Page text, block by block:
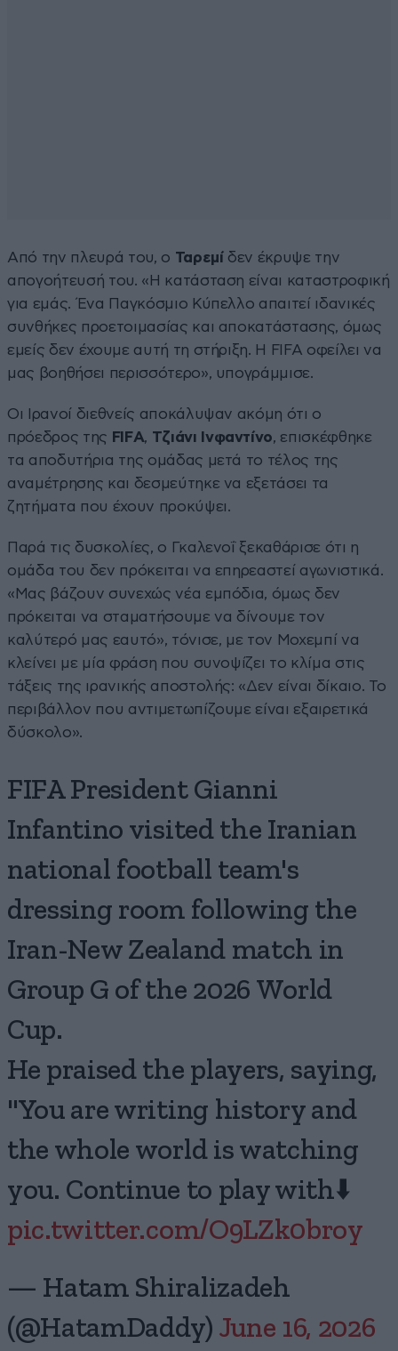
Από την πλευρά του, ο Ταρεμί δεν έκρυψε την
απογοήτευσή του. «Η κατάσταση είναι καταστροφική
για εμάς. Ένα Παγκόσμιο Κύπελλο απαιτεί ιδανικές
συνθήκες προετοιμασίας και αποκατάστασης, όμως
εμείς δεν έχουμε αυτή τη στήριξη. Η FIFA οφείλει να
μας βοηθήσει περισσότερο», υπογράμμισε.
Οι Ιρανοί διεθνείς αποκάλυψαν ακόμη ότι ο
πρόεδρος της FIFA, Τζιάνι Ινφαντίνο, επισκέφθηκε
τα αποδυτήρια της ομάδας μετά το τέλος της
αναμέτρησης και δεσμεύτηκε να εξετάσει τα
ζητήματα που έχουν προκύψει.
Παρά τις δυσκολίες, ο Γκαλενοΐ ξεκαθάρισε ότι η
ομάδα του δεν πρόκειται να επηρεαστεί αγωνιστικά.
«Μας βάζουν συνεχώς νέα εμπόδια, όμως δεν
πρόκειται να σταματήσουμε να δίνουμε τον
καλύτερό μας εαυτό», τόνισε, με τον Μοχεμπί να
κλείνει με μία φράση που συνοψίζει το κλίμα στις
τάξεις της ιρανικής αποστολής: «Δεν είναι δίκαιο. Το
περιβάλλον που αντιμετωπίζουμε είναι εξαιρετικά
δύσκολο».
FIFA President Gianni
Infantino visited the Iranian
national football team's
dressing room following the
Iran-New Zealand match in
Group G of the 2026 World
Cup.
He praised the players, saying,
"You are writing history and
the whole world is watching
you. Continue to play with⬇️
pic.twitter.com/O9LZk0broy
— Hatam Shiralizadeh
(@HatamDaddy) June 16, 2026